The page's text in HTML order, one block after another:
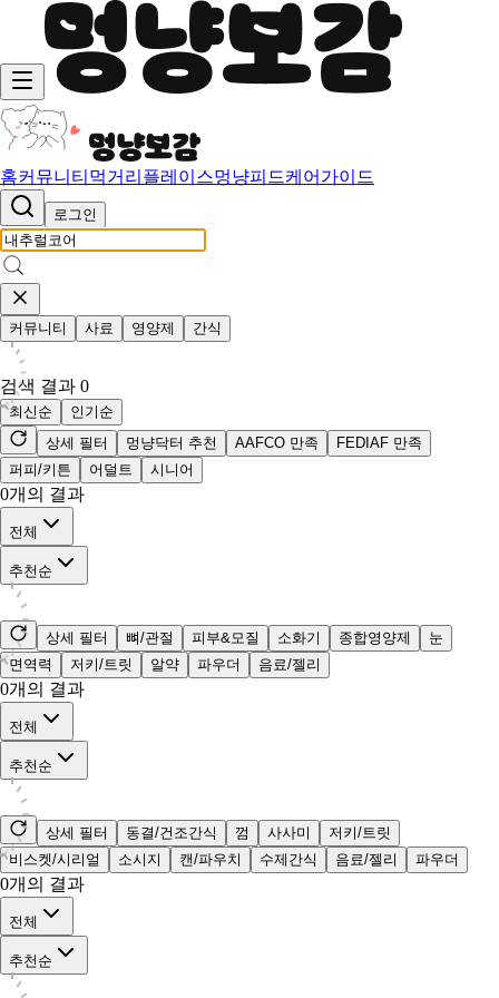
홈커뮤니티 먹거리 플레이스멍냥피드케어가이드
로그인
커뮤니티 사료 영양제 간식
검색 결과 0
최신순
인기순
상세 필터
멍냥닥터 추천 AAFCO 만족
FEDIAF 만족
퍼피/키튼
어덜트 시니어
0개의 결과
전체
추천순
상세 필터 뼈/관절 피부&모질 소화기 종합영양제
눈
면역력
저키/트릿 알약 파우더 음료/젤리
0개의 결과
전체
추천순
상세 필터 동결/건조간식 껌 사사미
저키/트릿
비스켓/시리얼
소시지 캔/파우치 수제간식 음료/젤리 파우더
0개의 결과
전체
추천순